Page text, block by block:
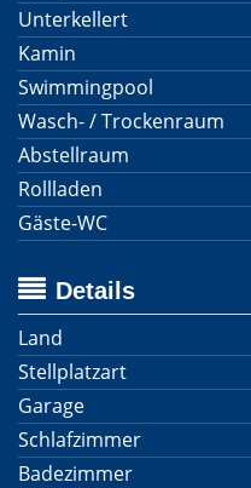
Unterkellert
Kamin
Swimmingpool
Wasch- / Trockenraum
Abstellraum
Rollladen
Gäste-WC
Details
Land
Stellplatzart
Garage
Schlafzimmer
Badezimmer